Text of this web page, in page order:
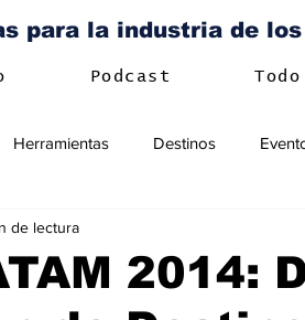
para la industria de
Podcast
Herramientas Destinos
2014:
de lectura